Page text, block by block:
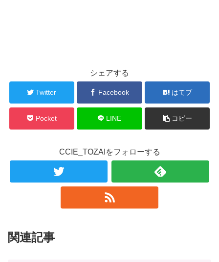
シェアする
Twitter Facebook はてブ
Pocket LINE コピー
CCIE_TOZAIをフォローする
関連記事